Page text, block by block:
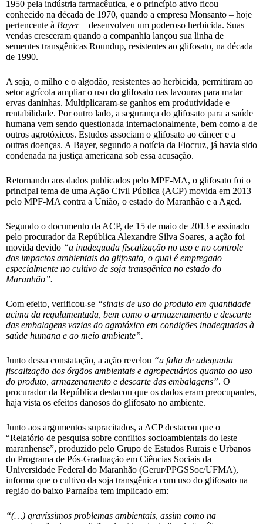
1950 pela indústria farmacêutica, e o princípio ativo ficou
conhecido na década de 1970, quando a empresa Monsanto – hoje
pertencente à Bayer – desenvolveu um poderoso herbicida. Suas
vendas cresceram quando a companhia lançou sua linha de
sementes transgênicas Roundup, resistentes ao glifosato, na década
de 1990.
A soja, o milho e o algodão, resistentes ao herbicida, permitiram ao
setor agrícola ampliar o uso do glifosato nas lavouras para matar
ervas daninhas. Multiplicaram-se ganhos em produtividade e
rentabilidade. Por outro lado, a segurança do glifosato para a saúde
humana vem sendo questionada internacionalmente, bem como a de
outros agrotóxicos. Estudos associam o glifosato ao câncer e a
outras doenças. A Bayer, segundo a notícia da Fiocruz, já havia sido
condenada na justiça americana sob essa acusação.
Retornando aos dados publicados pelo MPF-MA, o glifosato foi o
principal tema de uma Ação Civil Pública (ACP) movida em 2013
pelo MPF-MA contra a União, o estado do Maranhão e a Aged.
Segundo o documento da ACP, de 15 de maio de 2013 e assinado
pelo procurador da República Alexandre Silva Soares, a ação foi
movida devido “a inadequada fiscalização no uso e no controle
dos impactos ambientais do glifosato, o qual é empregado
especialmente no cultivo de soja transgênica no estado do
Maranhão”.
Com efeito, verificou-se “sinais de uso do produto em quantidade
acima da regulamentada, bem como o armazenamento e descarte
das embalagens vazias do agrotóxico em condições inadequadas à
saúde humana e ao meio ambiente”.
Junto dessa constatação, a ação revelou “a falta de adequada
fiscalização dos órgãos ambientais e agropecuários quanto ao uso
do produto, armazenamento e descarte das embalagens”. O
procurador da República destacou que os dados eram preocupantes,
haja vista os efeitos danosos do glifosato no ambiente.
Junto aos argumentos supracitados, a ACP destacou que o
“Relatório de pesquisa sobre conflitos socioambientais do leste
maranhense”, produzido pelo Grupo de Estudos Rurais e Urbanos
do Programa de Pós-Graduação em Ciências Sociais da
Universidade Federal do Maranhão (Gerur/PPGSSoc/UFMA),
informa que o cultivo da soja transgênica com uso do glifosato na
região do baixo Parnaíba tem implicado em:
“(…) gravíssimos problemas ambientais, assim como na